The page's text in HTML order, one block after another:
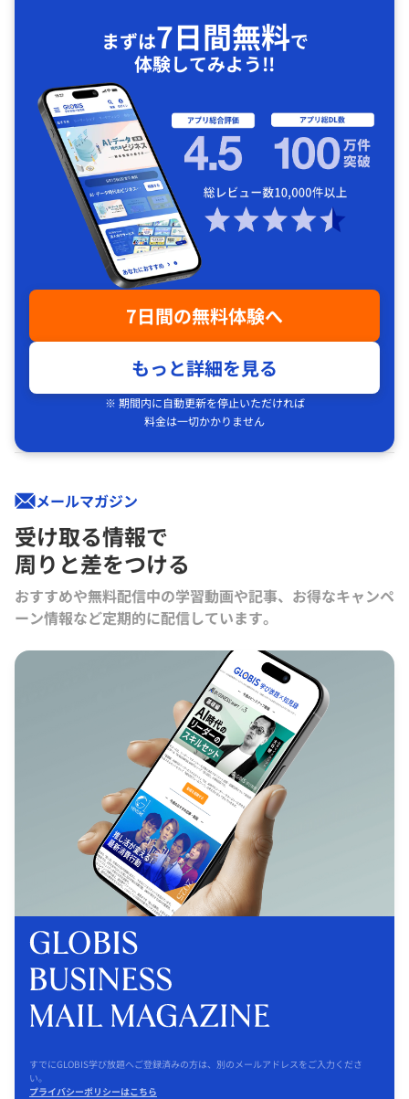
まずは7日間無料で
体験してみよう!!
7日間の無料体験へ
もっと詳細を見る
※ 期間内に自動更新を停止いただければ
料金は一切かかりません
メールマガジン
受け取る情報で
周りと差をつける
おすすめや無料配信中の学習動画や記事、お得なキャンペ
ーン情報など定期的に配信しています。
すでにGLOBIS学び放題へご登録済みの方は、別のメールアドレスをご入力くださ
い。
プライバシーポリシーはこちら